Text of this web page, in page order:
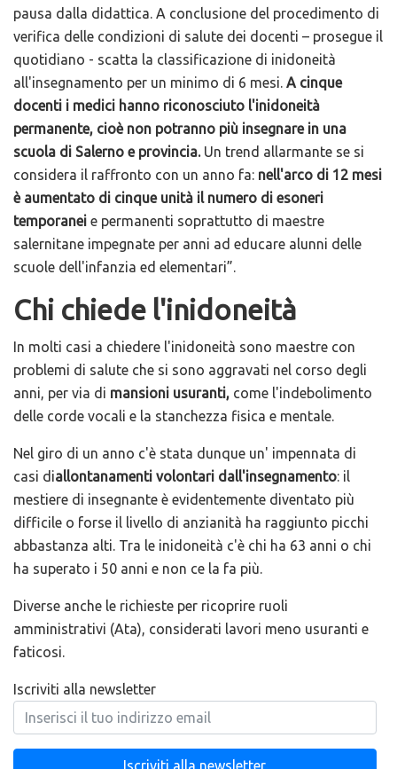
pausa dalla didattica. A conclusione del procedimento di
verifica delle condizioni di salute dei docenti – prosegue il
quotidiano - scatta la classificazione di inidoneità
all'insegnamento per un minimo di 6 mesi. A cinque
docenti i medici hanno riconosciuto l'inidoneità
permanente, cioè non potranno più insegnare in una
scuola di Salerno e provincia. Un trend allarmante se si
considera il raffronto con un anno fa: nell'arco di 12 mesi
è aumentato di cinque unità il numero di esoneri
temporanei e permanenti soprattutto di maestre
salernitane impegnate per anni ad educare alunni delle
scuole dell'infanzia ed elementari”.
Chi chiede l'inidoneità
In molti casi a chiedere l'inidoneità sono maestre con
problemi di salute che si sono aggravati nel corso degli
anni, per via di mansioni usuranti, come l'indebolimento
delle corde vocali e la stanchezza fisica e mentale.
Nel giro di un anno c'è stata dunque un' impennata di
casi diallontanamenti volontari dall'insegnamento: il
mestiere di insegnante è evidentemente diventato più
difficile o forse il livello di anzianità ha raggiunto picchi
abbastanza alti. Tra le inidoneità c'è chi ha 63 anni o chi
ha superato i 50 anni e non ce la fa più.
Diverse anche le richieste per ricoprire ruoli
amministrativi (Ata), considerati lavori meno usuranti e
faticosi.
Iscriviti alla newsletter